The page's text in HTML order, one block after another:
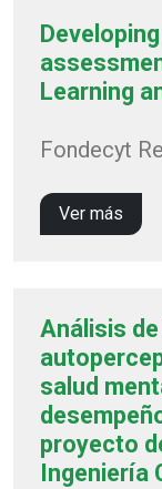
Learning
Fondecyt
Ver más
Análisis
salud
proyecto
Ingeniería